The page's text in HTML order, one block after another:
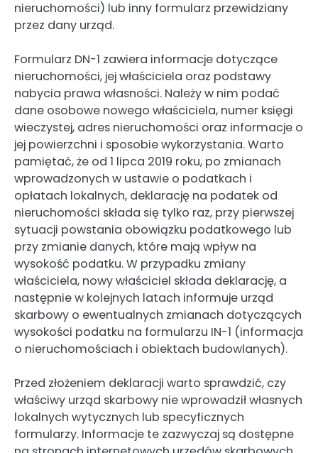
nieruchomości) lub inny formularz przewidziany
przez dany urząd.
Formularz DN-1 zawiera informacje dotyczące
nieruchomości, jej właściciela oraz podstawy
nabycia prawa własności. Należy w nim podać
dane osobowe nowego właściciela, numer księgi
wieczystej, adres nieruchomości oraz informacje o
jej powierzchni i sposobie wykorzystania. Warto
pamiętać, że od 1 lipca 2019 roku, po zmianach
wprowadzonych w ustawie o podatkach i
opłatach lokalnych, deklarację na podatek od
nieruchomości składa się tylko raz, przy pierwszej
sytuacji powstania obowiązku podatkowego lub
przy zmianie danych, które mają wpływ na
wysokość podatku. W przypadku zmiany
właściciela, nowy właściciel składa deklarację, a
następnie w kolejnych latach informuje urząd
skarbowy o ewentualnych zmianach dotyczących
wysokości podatku na formularzu IN-1 (informacja
o nieruchomościach i obiektach budowlanych).
Przed złożeniem deklaracji warto sprawdzić, czy
właściwy urząd skarbowy nie wprowadził własnych
lokalnych wytycznych lub specyficznych
formularzy. Informacje te zazwyczaj są dostępne